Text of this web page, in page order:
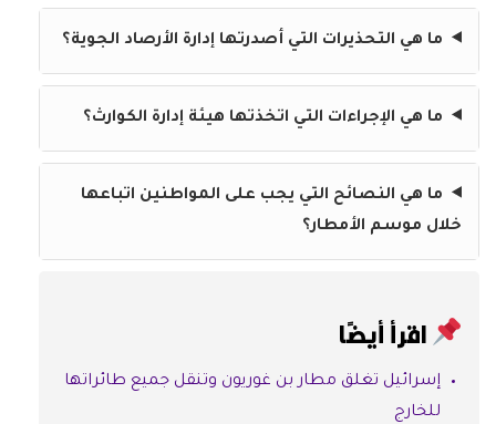
ما هي التحذيرات التي أصدرتها إدارة الأرصاد الجوية؟
ما هي الإجراءات التي اتخذتها هيئة إدارة الكوارث؟
ما هي النصائح التي يجب على المواطنين اتباعها
خلال موسم الأمطار؟
اقرأ أيضًا
إسرائيل تغلق مطار بن غوريون وتنقل جميع طائراتها
للخارج